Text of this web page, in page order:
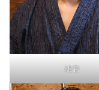
雄壱